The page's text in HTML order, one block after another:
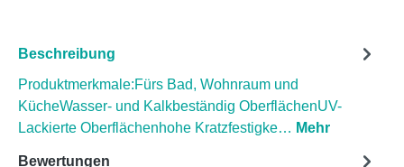
Beschreibung
Produktmerkmale:Fürs Bad, Wohnraum und
KücheWasser- und Kalkbeständig OberflächenUV-
Lackierte Oberflächenhohe Kratzfestigke… Mehr
Bewertungen